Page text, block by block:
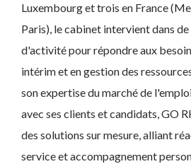
Luxembourg et trois en France
Paris), le cabinet intervient dans
d'activité pour répondre aux
intérim et en gestion des
son expertise du marché de
avec ses clients et candidats, GO
des solutions sur mesure, alliant
service et accompagnement